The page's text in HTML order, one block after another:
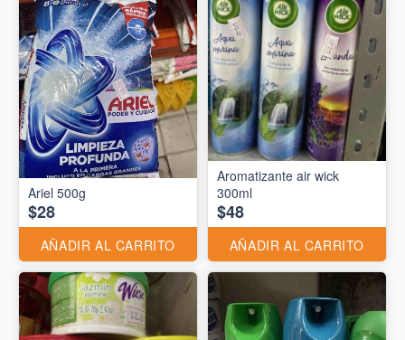
Ariel 500g
$28
AÑADIR AL CARRITO
Aromatizante air wick
300ml
$48
AÑADIR AL CARRITO